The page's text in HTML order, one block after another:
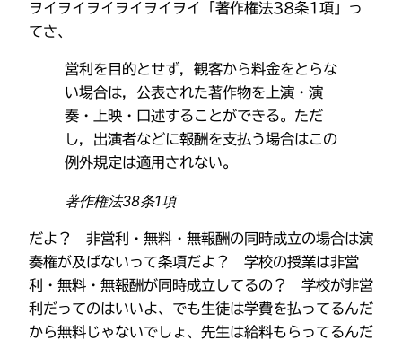
ヲイヲイヲイヲイヲイヲイ「著作権法38条1項」っ
てさ、
営利を目的とせず，観客から料金をとらな
い場合は，公表された著作物を上演・演
奏・上映・口述することができる。ただ
し，出演者などに報酬を支払う場合はこの
例外規定は適用されない。
著作権法38条1項
だよ？ 非営利・無料・無報酬の同時成立の場合は演
奏権が及ばないって条項だよ？ 学校の授業は非営
利・無料・無報酬が同時成立してるの？ 学校が非営
利だってのはいいよ、でも生徒は学費を払ってるんだ
から無料じゃないでしょ、先生は給料もらってるんだ